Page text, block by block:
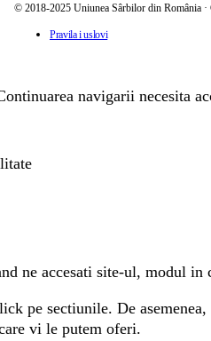
© 2018-2025 Uniunea Sârbilor din România
Pravila i uslovi
navigarii necesita
ne accesati site-ul, modul
pe sectiunile. De
vi le putem oferi.